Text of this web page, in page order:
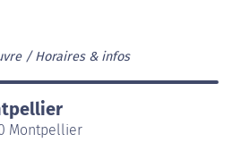
Horaires & infos
Montpellier